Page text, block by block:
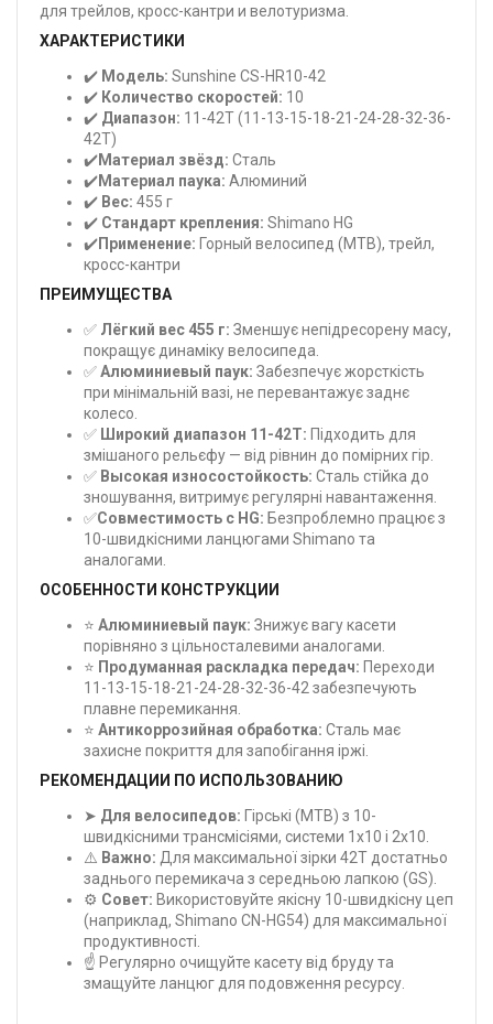
для трейлов, кросс-кантри и велотуризма.
ХАРАКТЕРИСТИКИ
✔️ Модель: Sunshine CS-HR10-42
✔️ Количество скоростей: 10
✔️ Диапазон: 11-42T (11-13-15-18-21-24-28-32-36-
42T)
✔️Материал звёзд: Сталь
✔️Материал паука: Алюминий
✔️ Вес: 455 г
✔️ Стандарт крепления: Shimano HG
✔️Применение: Горный велосипед (MTB), трейл,
кросс-кантри
ПРЕИМУЩЕСТВА
✅ Лёгкий вес 455 г: Зменшує непідресорену масу,
покращує динаміку велосипеда.
✅Алюминиевый паук: Забезпечує жорсткість
при мінімальній вазі, не перевантажує заднє
колесо.
✅ Широкий диапазон 11-42T: Підходить для
змішаного рельєфу — від рівнин до помірних гір.
✅ Высокая износостойкость: Сталь стійка до
зношування, витримує регулярні навантаження.
✅Совместимость с HG: Безпроблемно працює з
10-швидкісними ланцюгами Shimano та
аналогами.
ОСОБЕННОСТИ КОНСТРУКЦИИ
⭐ Алюминиевый паук: Знижує вагу касети
порівняно з цільносталевими аналогами.
⭐ Продуманная раскладка передач: Переходи
11-13-15-18-21-24-28-32-36-42 забезпечують
плавне перемикання.
⭐ Антикоррозийная обработка: Сталь має
захисне покриття для запобігання іржі.
РЕКОМЕНДАЦИИ ПО ИСПОЛЬЗОВАНИЮ
➤ Для велосипедов: Гірські (МТВ) з 10-
швидкісними трансмісіями, системи 1x10 і 2x10.
⚠️ Важно: Для максимальної зірки 42T достатньо
заднього перемикача з середньою лапкою (GS).
⚙️ Совет: Використовуйте якісну 10-швидкісну цеп
(наприклад, Shimano CN-HG54) для максимальної
продуктивності.
☝️ Регулярно очищуйте касету від бруду та
змащуйте ланцюг для подовження ресурсу.